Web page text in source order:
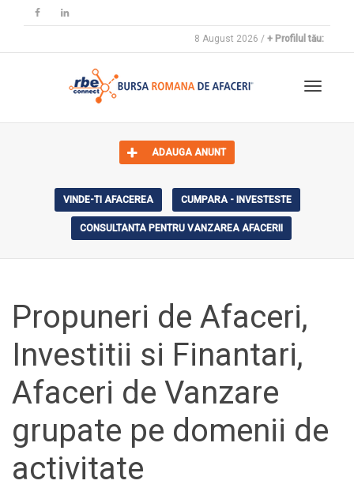
8 August 2026 / + Profilul tău:
ADAUGA ANUNT
VINDE-TI AFACEREA CUMPARA - INVESTESTE
CONSULTANTA PENTRU VANZAREA AFACERII
Propuneri de Afaceri,
Investitii si Finantari,
Afaceri de Vanzare
grupate pe domenii de
activitate